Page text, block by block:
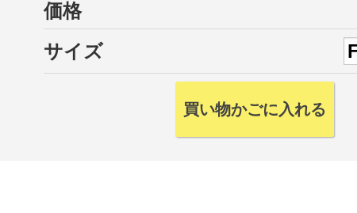
価格
サイズ